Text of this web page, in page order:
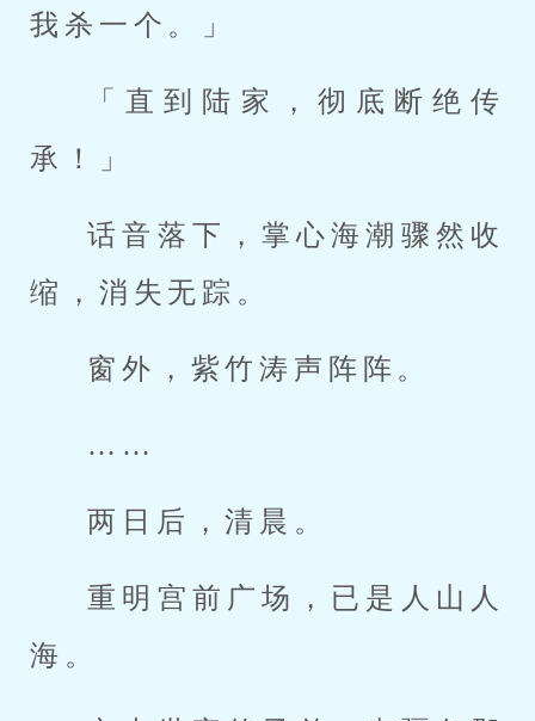
我杀一个。」
「直到陆家，彻底断绝传
承！」
话音落下，掌心海潮骤然收
缩，消失无踪。
窗外，紫竹涛声阵阵。
……
两日后，清晨。
重明宫前广场，已是人山人
海。